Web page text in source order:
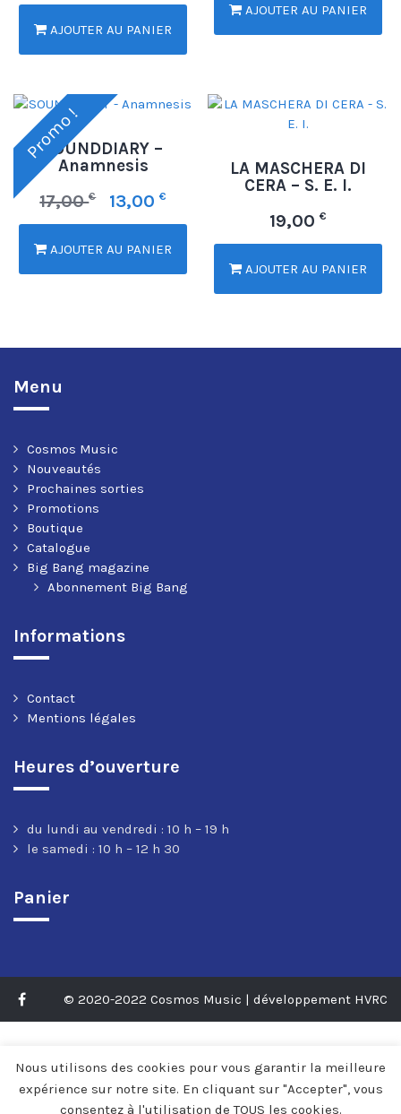
AJOUTER AU PANIER
AJOUTER AU PANIER
Promo !
SOUNDDIARY –
Anamnesis
17,00€ 13,00€
AJOUTER AU PANIER
LA MASCHERA DI
CERA – S. E. I.
19,00 €
AJOUTER AU PANIER
Menu
Cosmos Music
Nouveautés
Prochaines sorties
Promotions
Boutique
Catalogue
Big Bang magazine
Abonnement Big Bang
Informations
Contact
Mentions légales
Heures d’ouverture
du lundi au vendredi : 10 h – 19 h
le samedi : 10 h – 12 h 30
Panier
© 2020-2022 Cosmos Music | développement HVRC
Nous utilisons des cookies pour vous garantir la meilleure
expérience sur notre site. En cliquant sur "Accepter", vous
consentez à l'utilisation de TOUS les cookies.